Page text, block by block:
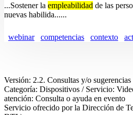
...Sostener la empleabilidad de las
nuevas habilida......
webinar competencias contexto
Versión: 2.2. Consultas y/o sugerencias
Categoría: Dispositivos / Servicio:
atención: Consulta o ayuda en evento
Servicio ofrecido por la Dirección de